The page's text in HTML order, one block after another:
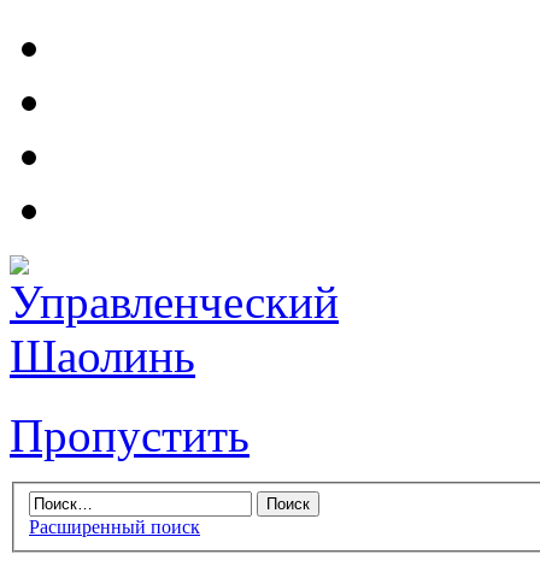
Пропустить
Расширенный поиск